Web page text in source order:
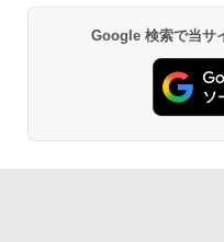
Google 検索で当サ